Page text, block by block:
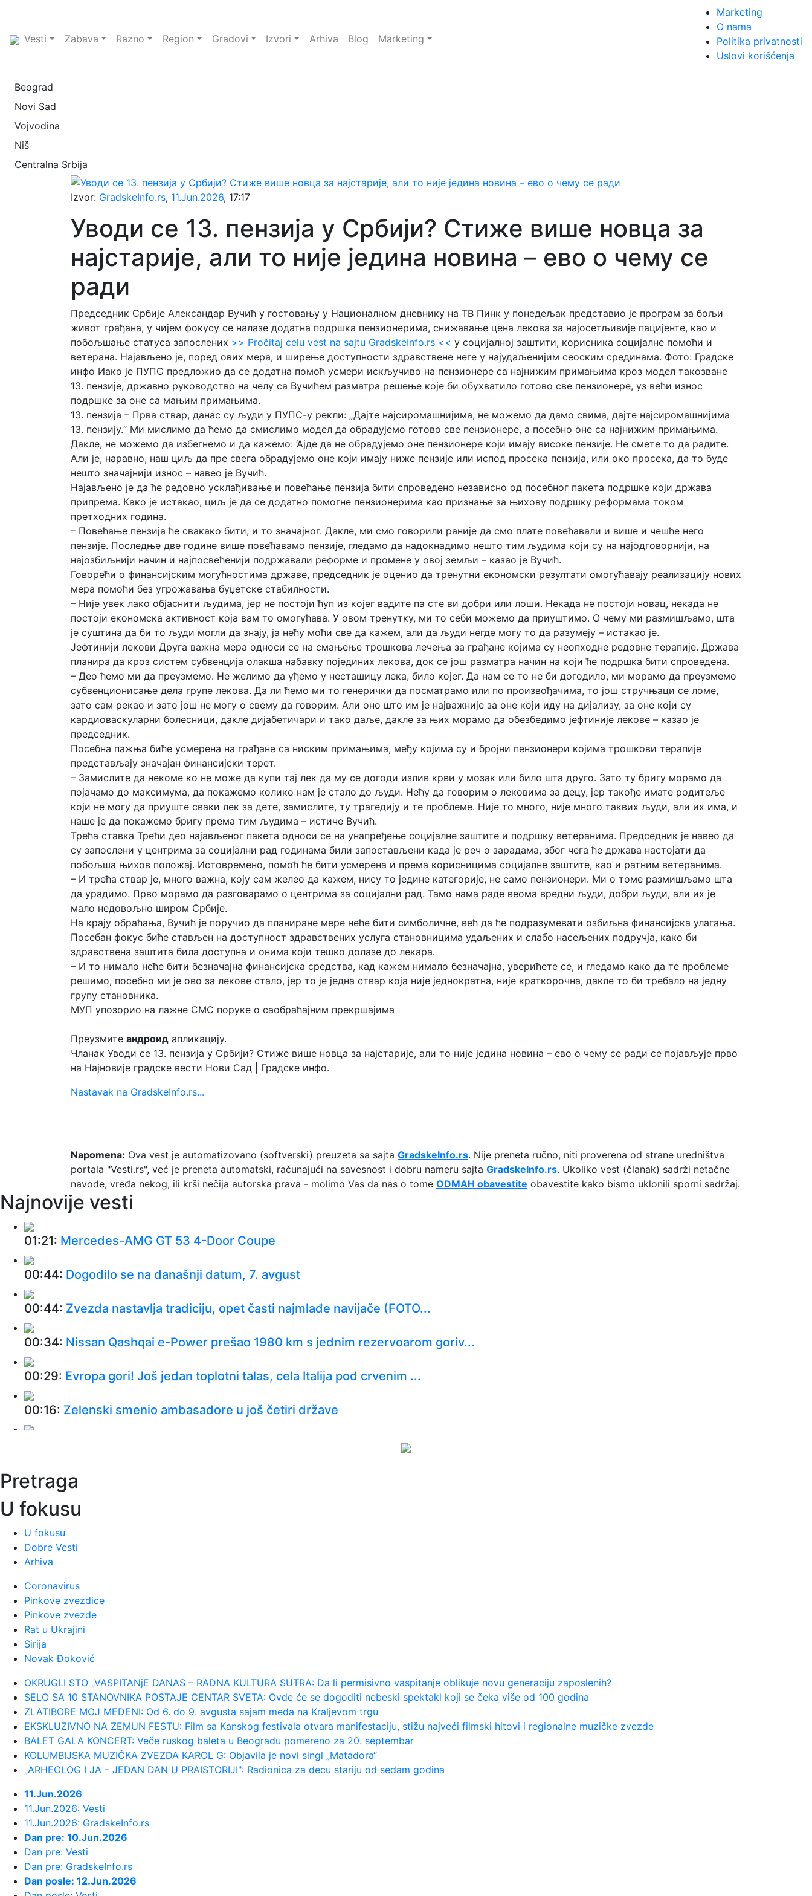
Vesti Zabava Razno Region Gradovi Izvori Arhiva Blog Marketing
Marketing
O nama
Politika privatnosti
Uslovi korišćenja
Beograd
Novi Sad
Vojvodina
Niš
Centralna Srbija
Izvor: GradskeInfo.rs, 11.Jun.2026, 17:17
Уводи се 13. пензија у Србији? Стиже више новца за
најстарије, али то није једина новина – ево о чему се
ради
Председник Србије Александар Вучић у гостовању у Националном дневнику на ТВ Пинк у понедељак представио је програм за бољи
живот грађана, у чијем фокусу се налазе додатна подршка пензионерима, снижавање цена лекова за најосетљивије пацијенте, као и
побољшање статуса запослених >> Pročitaj celu vest na sajtu GradskeInfo.rs << у социјалној заштити, корисника социјалне помоћи и
ветерана. Најављено је, поред ових мера, и ширење доступности здравствене неге у најудаљенијим сеоским срединама. Фото: Градске
инфо Иако је ПУПС предложио да се додатна помоћ усмери искључиво на пензионере са најнижим примањима кроз модел такозване
13. пензије, државно руководство на челу са Вучићем разматра решење које би обухватило готово све пензионере, уз већи износ
подршке за оне са мањим примањима.
13. пензија – Прва ствар, данас су људи у ПУПС-у рекли: „Дајте најсиромашнијима, не можемо да дамо свима, дајте најсиромашнијима
13. пензију.“ Ми мислимо да ћемо да смислимо модел да обрадујемо готово све пензионере, а посебно оне са најнижим примањима.
Дакле, не можемо да избегнемо и да кажемо: ‘Ајде да не обрадујемо оне пензионере који имају високе пензије. Не смете то да радите.
Али је, наравно, наш циљ да пре свега обрадујемо оне који имају ниже пензије или испод просека пензија, или око просека, да то буде
нешто значајнији износ – навео је Вучић.
Најављено је да ће редовно усклађивање и повећање пензија бити спроведено независно од посебног пакета подршке који држава
припрема. Како је истакао, циљ је да се додатно помогне пензионерима као признање за њихову подршку реформама током
претходних година.
– Повећање пензија ће свакако бити, и то значајног. Дакле, ми смо говорили раније да смо плате повећавали и више и чешће него
пензије. Последње две године више повећавамо пензије, гледамо да надокнадимо нешто тим људима који су на најодговорнији, на
најозбиљнији начин и најпосвећенији подржавали реформе и промене у овој земљи – казао је Вучић.
Говорећи о финансијским могућностима државе, председник је оценио да тренутни економски резултати омогућавају реализацију нових
мера помоћи без угрожавања буџетске стабилности.
– Није увек лако објаснити људима, јер не постоји ћуп из којег вадите па сте ви добри или лоши. Некада не постоји новац, некада не
постоји економска активност која вам то омогућава. У овом тренутку, ми то себи можемо да приуштимо. О чему ми размишљамо, шта
је суштина да би то људи могли да знају, ја нећу моћи све да кажем, али да људи негде могу то да разумеју – истакао је.
Јефтинији лекови Друга важна мера односи се на смањење трошкова лечења за грађане којима су неопходне редовне терапије. Држава
планира да кроз систем субвенција олакша набавку појединих лекова, док се још разматра начин на који ће подршка бити спроведена.
– Део ћемо ми да преузмемо. Не желимо да уђемо у несташицу лека, било којег. Да нам се то не би догодило, ми морамо да преузмемо
субвенционисање дела групе лекова. Да ли ћемо ми то генерички да посматрамо или по произвођачима, то још стручњаци се ломе,
зато сам рекао и зато још не могу о свему да говорим. Али оно што им је најважније за оне који иду на дијализу, за оне који су
кардиоваскуларни болесници, дакле дијабетичари и тако даље, дакле за њих морамо да обезбедимо јефтиније лекове – казао је
председник.
Посебна пажња биће усмерена на грађане са ниским примањима, међу којима су и бројни пензионери којима трошкови терапије
представљају значајан финансијски терет.
– Замислите да некоме ко не може да купи тај лек да му се догоди излив крви у мозак или било шта друго. Зато ту бригу морамо да
појачамо до максимума, да покажемо колико нам је стало до људи. Нећу да говорим о лековима за децу, јер такође имате родитеље
који не могу да приуште сваки лек за дете, замислите, ту трагедију и те проблеме. Није то много, није много таквих људи, али их има, и
наше је да покажемо бригу према тим људима – истиче Вучић.
Трећа ставка Трећи део најављеног пакета односи се на унапређење социјалне заштите и подршку ветеранима. Председник је навео да
су запослени у центрима за социјални рад годинама били запостављени када је реч о зарадама, због чега ће држава настојати да
побољша њихов положај. Истовремено, помоћ ће бити усмерена и према корисницима социјалне заштите, као и ратним ветеранима.
– И трећа ствар је, много важна, коју сам желео да кажем, нису то једине категорије, не само пензионери. Ми о томе размишљамо шта
да урадимо. Прво морамо да разговарамо о центрима за социјални рад. Тамо нама раде веома вредни људи, добри људи, али их је
мало недовољно широм Србије.
На крају обраћања, Вучић је поручио да планиране мере неће бити симболичне, већ да ће подразумевати озбиљна финансијска улагања.
Посебан фокус биће стављен на доступност здравствених услуга становницима удаљених и слабо насељених подручја, како би
здравствена заштита била доступна и онима који тешко долазе до лекара.
– И то нимало неће бити безначајна финансијска средства, кад кажем нимало безначајна, уверићете се, и гледамо како да те проблеме
решимо, посебно ми је ово за лекове стало, јер то је једна ствар која није једнократна, није краткорочна, дакле то би требало на једну
групу становника.
МУП упозорио на лажне СМС поруке о саобраћајним прекршајима
Преузмите андроид апликацију.
Чланак Уводи се 13. пензија у Србији? Стиже више новца за најстарије, али то није једина новина – ево о чему се ради се појављује прво
на Најновије градске вести Нови Сад | Градске инфо.
Nastavak na GradskeInfo.rs...
Napomena: Ova vest je automatizovano (softverski) preuzeta sa sajta GradskeInfo.rs. Nije preneta ručno, niti proverena od strane uredništva
portala "Vesti.rs", već je preneta automatski, računajući na savesnost i dobru nameru sajta GradskeInfo.rs. Ukoliko vest (članak) sadrži netačne
navode, vređa nekog, ili krši nečija autorska prava - molimo Vas da nas o tome ODMAH obavestite obavestite kako bismo uklonili sporni sadržaj.
Najnovije vesti
01:21: Mercedes-AMG GT 53 4-Door Coupe
00:44: Dogodilo se na današnji datum, 7. avgust
00:44: Zvezda nastavlja tradiciju, opet časti najmlađe navijače (FOTO...
00:34: Nissan Qashqai e-Power prešao 1980 km s jednim rezervoarom goriv...
00:29: Evropa gori! Još jedan toplotni talas, cela Italija pod crvenim ...
00:16: Zelenski smenio ambasadore u još četiri države
Humska konačno videla konkretan Partizan! Pogledajte hajlajtse p...
00:05:Roganović ne pomišlja na opuštanje: Uvek ima mesta za napredak...
00:04:Vukotić ne zna ko je Baba: "Vidim da ga svi hvale"
00:01:Na današnji dan, 7. avgust
23:59:U predgrađu Damaska podignut autobus u vazduh, dve osobe poginul...
23:55: ROMAŠČENKO POSLE POTOPA U HUMSKOJ: Jedna stvar posebno ga je ra...
23:54:
23:48: Trener Tobola: "Hteli smo da Partizan napada po krilu"
23:47:Škoda Peaq u serijskoj proizvodnji
23:44:"Mesi bi bio Pikaso" VIDEO
23:41:Može li ljetna avantura ipak nekako prerasti u ozbiljnu vezu?
23:38: Partizan demolirao Tobol, Ilić konačno zadovoljan: Na momente j...
23:36:U Minhenu krenula serijska proizvodnja potpuno električnog BMW-a...
Pretraga
U fokusu
U fokusu
Dobre Vesti
Arhiva
Coronavirus
Pinkove zvezdice
Pinkove zvezde
Rat u Ukrajini
Sirija
Novak Đoković
OKRUGLI STO „VASPITANjE DANAS – RADNA KULTURA SUTRA: Da li permisivno vaspitanje oblikuje novu generaciju zaposlenih?
SELO SA 10 STANOVNIKA POSTAJE CENTAR SVETA: Ovde će se dogoditi nebeski spektakl koji se čeka više od 100 godina
ZLATIBORE MOJ MEDENI: Od 6. do 9. avgusta sajam meda na Kraljevom trgu
EKSKLUZIVNO NA ZEMUN FESTU: Film sa Kanskog festivala otvara manifestaciju, stižu najveći filmski hitovi i regionalne muzičke zvezde
BALET GALA KONCERT: Veče ruskog baleta u Beogradu pomereno za 20. septembar
KOLUMBIJSKA MUZIČKA ZVEZDA KAROL G: Objavila je novi singl „Matadora“
„ARHEOLOG I JA – JEDAN DAN U PRAISTORIJI": Radionica za decu stariju od sedam godina
11.Jun.2026
11.Jun.2026: Vesti
11.Jun.2026: GradskeInfo.rs
Dan pre: 10.Jun.2026
Dan pre: Vesti
Dan pre: GradskeInfo.rs
Dan posle: 12.Jun.2026